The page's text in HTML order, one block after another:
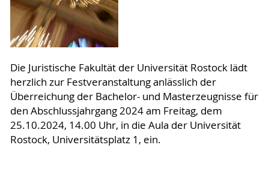
Die Juristische Fakultät der Universität Rostock lädt
herzlich zur Festveranstaltung anlässlich der
Überreichung der Bachelor- und Masterzeugnisse für
den Abschlussjahrgang 2024 am Freitag, dem
25.10.2024, 14.00 Uhr, in die Aula der Universität
Rostock, Universitätsplatz 1, ein.